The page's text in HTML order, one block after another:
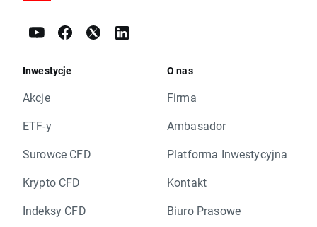
Inwestycje
Akcje
ETF-y
Surowce CFD
Krypto CFD
Indeksy CFD
O nas
Firma
Ambasador
Platforma Inwestycyjna
Kontakt
Biuro Prasowe